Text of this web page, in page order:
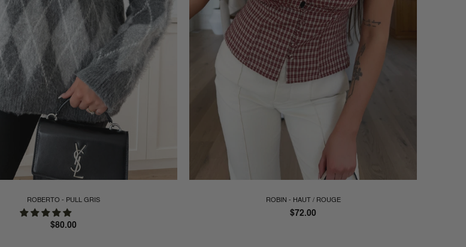
ROBERTO - PULL GRIS
Prix
$80.00
ROBIN - HAUT / ROUGE
Prix
$72.00